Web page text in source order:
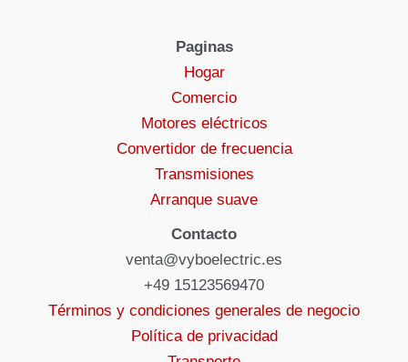
Paginas
Hogar
Comercio
Motores eléctricos
Convertidor de frecuencia
Transmisiones
Arranque suave
Contacto
venta@vyboelectric.es
+49 15123569470
Términos y condiciones generales de negocio
Política de privacidad